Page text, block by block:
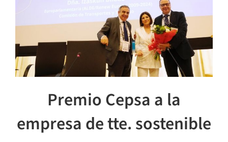
Premio Cepsa a la
empresa de tte. sostenible